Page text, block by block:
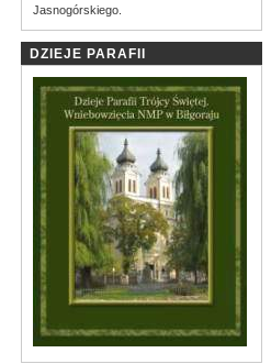
Jasnogórskiego.
DZIEJE PARAFII